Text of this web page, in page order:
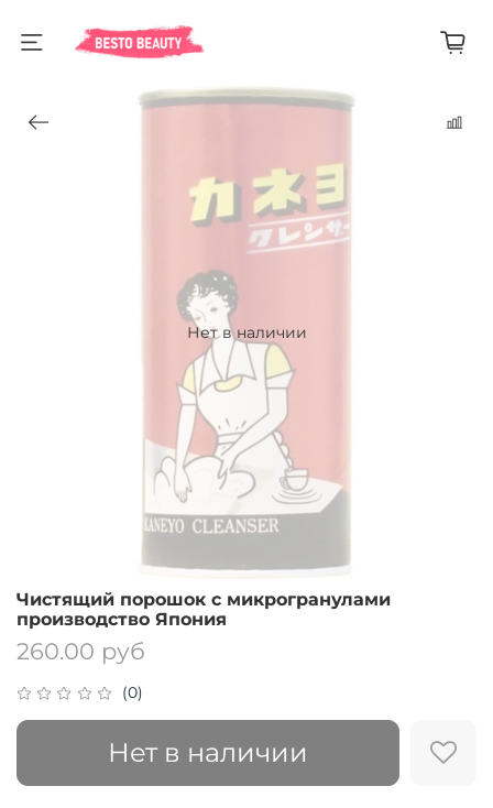
Нет в наличии
(0)
Чистящий порошок с микрогранулами
производство Япония
260.00 руб
Нет в наличии